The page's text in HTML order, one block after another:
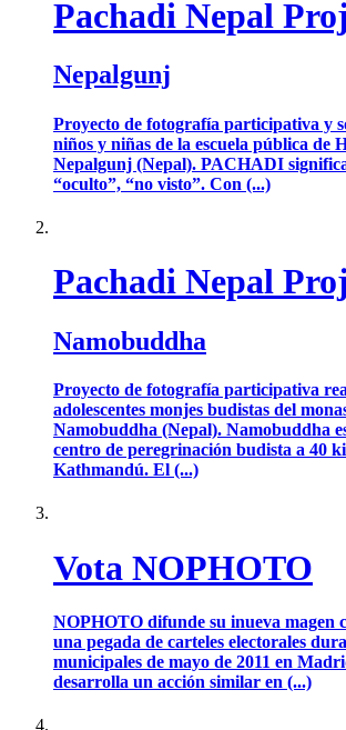
Pachadi Nepal
Nepalgunj
Proyecto de fotografía participativa y
niños y niñas de la escuela pública de
Nepalgunj (Nepal). PACHADI
“oculto”, “no visto”. Con (...)
Pachadi Nepal
Namobuddha
Proyecto de fotografía participativa
adolescentes monjes budistas del
Namobuddha (Nepal). Namobuddha
centro de peregrinación budista a 40
Kathmandú. El (...)
Vota NOPHOTO
NOPHOTO difunde su inueva magen
una pegada de carteles electorales
municipales de mayo de 2011 en
desarrolla un acción similar en (...)